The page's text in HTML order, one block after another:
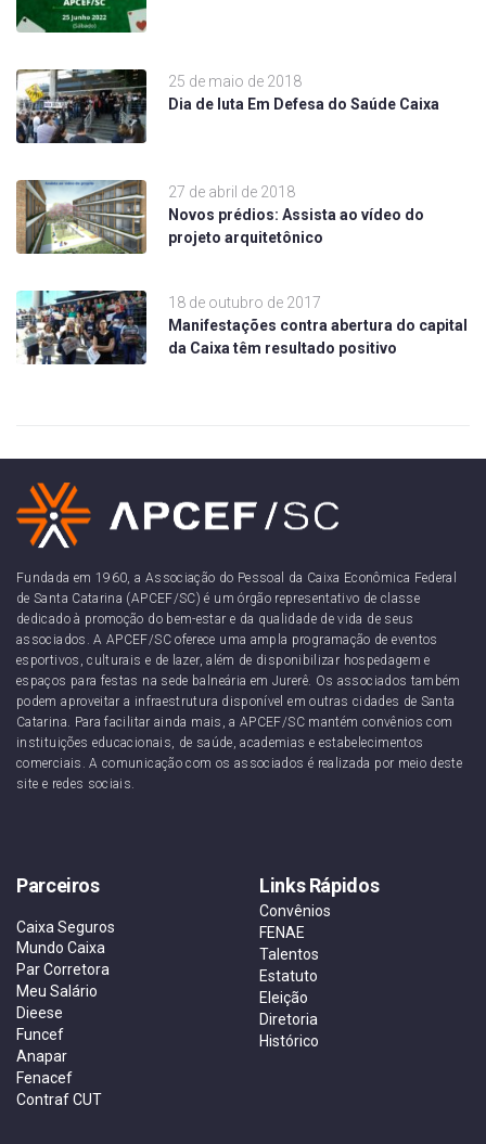
25 de maio de 2018
Dia de luta Em Defesa do Saúde Caixa
27 de abril de 2018
Novos prédios: Assista ao vídeo do
projeto arquitetônico
18 de outubro de 2017
Manifestações contra abertura do capital
da Caixa têm resultado positivo
Fundada em 1960, a Associação do Pessoal da Caixa Econômica Federal
de Santa Catarina (APCEF/SC) é um órgão representativo de classe
dedicado à promoção do bem-estar e da qualidade de vida de seus
associados. A APCEF/SC oferece uma ampla programação de eventos
esportivos, culturais e de lazer, além de disponibilizar hospedagem e
espaços para festas na sede balneária em Jurerê. Os associados também
podem aproveitar a infraestrutura disponível em outras cidades de Santa
Catarina. Para facilitar ainda mais, a APCEF/SC mantém convênios com
instituições educacionais, de saúde, academias e estabelecimentos
comerciais. A comunicação com os associados é realizada por meio deste
site e redes sociais.
Parceiros
Caixa Seguros
Mundo Caixa
Par Corretora
Meu Salário
Dieese
Funcef
Anapar
Fenacef
Contraf CUT
Links Rápidos
Convênios
FENAE
Talentos
Estatuto
Eleição
Diretoria
Histórico